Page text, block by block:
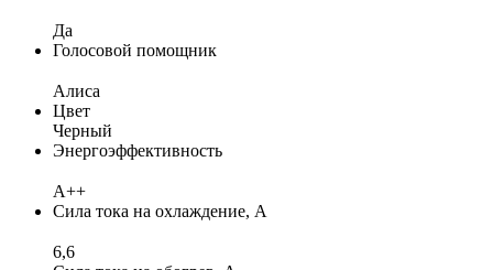
Да
Голосовой помощник
Алиса
Цвет
Черный
Энергоэффективность
A++
Сила тока на охлаждение, А
6,6